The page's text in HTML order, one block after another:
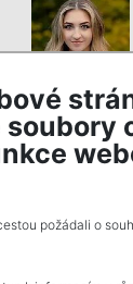
Veronika
realitní makléř
show nr.
MojePole.cz
1003/3,
požádali o